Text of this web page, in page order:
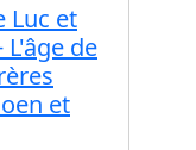
Luc et
L'âge de
et